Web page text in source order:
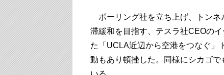
ボーリング社を立ち上げ、トンネ
滞緩和を目指す、テスラ社CEOの
た「UCLA近辺から空港をつなぐ」
動もあり頓挫した。同様にシカゴ